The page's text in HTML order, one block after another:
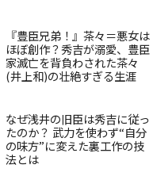
『豊臣兄弟！』茶々＝悪女は
ほぼ創作？秀吉が溺愛、豊臣
家滅亡を背負わされた茶々
(井上和)の壮絶すぎる生涯
なぜ浅井の旧臣は秀吉に従っ
たのか？ 武力を使わず“自分
の味方”に変えた裏工作の技
法とは